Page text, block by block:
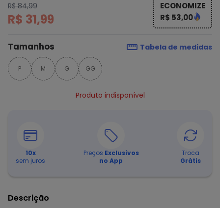
R$ 84,99
R$ 31,99
ECONOMIZE
R$ 53,00
Tamanhos Tabela de medidas
P M G GG
Produto indisponível
10x
sem juros
Preços Exclusivos
no App
Troca
Grátis
Descrição